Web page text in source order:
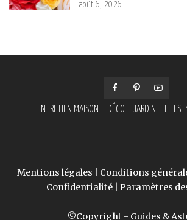
août 6, 2026
ENTRETIEN MAISON DÉCO JARDIN
Mentions légales Conditions
Confidentialité| Paramètres
©Copyright - Guides &